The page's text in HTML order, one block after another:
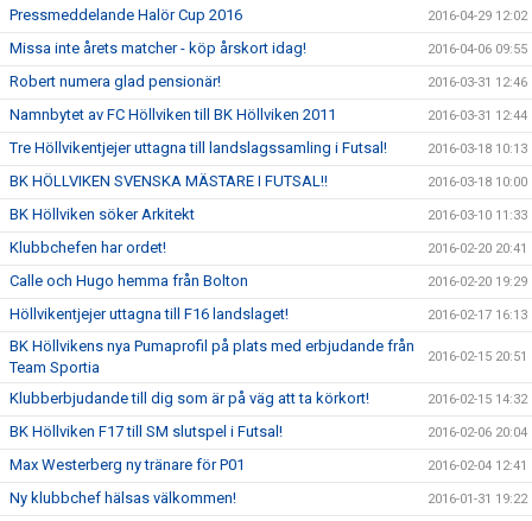
Pressmeddelande Halör Cup 2016 2016-04-29 12:02
Missa inte årets matcher - köp årskort idag! 2016-04-06 09:55
Robert numera glad pensionär! 2016-03-31 12:46
Namnbytet av FC Höllviken till BK Höllviken 2011 2016-03-31 12:44
Tre Höllvikentjejer uttagna till landslagssamling i Futsal! 2016-03-18 10:13
BK HÖLLVIKEN SVENSKA MÄSTARE I FUTSAL!! 2016-03-18 10:00
BK Höllviken söker Arkitekt 2016-03-10 11:33
Klubbchefen har ordet! 2016-02-20 20:41
Calle och Hugo hemma från Bolton 2016-02-20 19:29
Höllvikentjejer uttagna till F16 landslaget! 2016-02-17 16:13
BK Höllvikens nya Pumaprofil på plats med erbjudande från
Team Sportia
2016-02-15 20:51
Klubberbjudande till dig som är på väg att ta körkort! 2016-02-15 14:32
BK Höllviken F17 till SM slutspel i Futsal! 2016-02-06 20:04
Max Westerberg ny tränare för P01 2016-02-04 12:41
Ny klubbchef hälsas välkommen! 2016-01-31 19:22